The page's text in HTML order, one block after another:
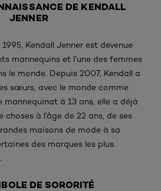
DE KENDALL
JENNER
Kendall Jenner est devenue
mannequins et l’une des femmes
le monde. Depuis 2007, Kendall a
sœurs, avec le monde comme
mannequinat à 13 ans, elle a déjà
à l’âge de 22 ans, de ses
maisons de mode à sa
des marques les plus
DE SORORITÉ